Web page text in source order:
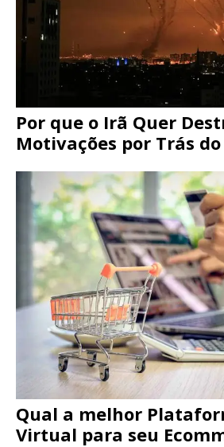
Por que o Irã Quer
Motivações por Trás
Qual a melhor
Virtual para seu